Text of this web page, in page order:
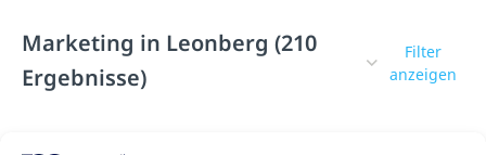
Marketing in Leonberg (210
Ergebnisse)
Filter
anzeigen